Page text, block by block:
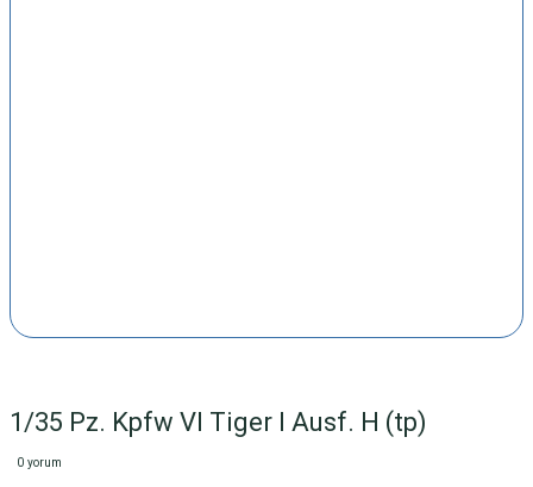
1/35 Pz. Kpfw VI Tiger I Ausf. H (tp)
0 yorum